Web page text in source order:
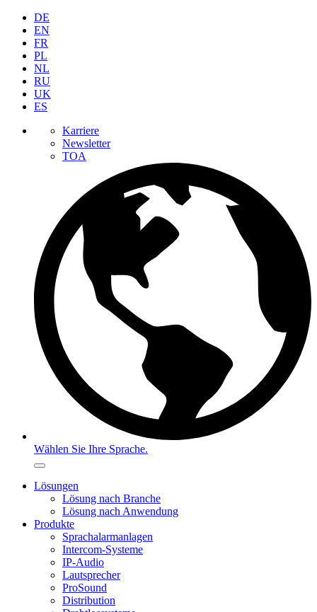
DE
EN
FR
PL
NL
RU
UK
ES
Karriere
Newsletter
TOA
Wählen Sie Ihre Sprache.
Lösungen
Lösung nach Branche
Lösung nach Anwendung
Produkte
Sprachalarmanlagen
Intercom-Systeme
IP-Audio
Lautsprecher
ProSound
Distribution